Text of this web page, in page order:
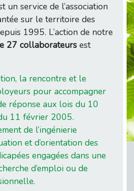
un service de l’association
sur le territoire des
1995. L’action de notre
27 collaborateurs est
la rencontre et le
pour accompagner
réponse aux lois du 10
11 février 2005.
de l’ingénierie
et d’orientation des
engagées dans une
d’emploi ou de